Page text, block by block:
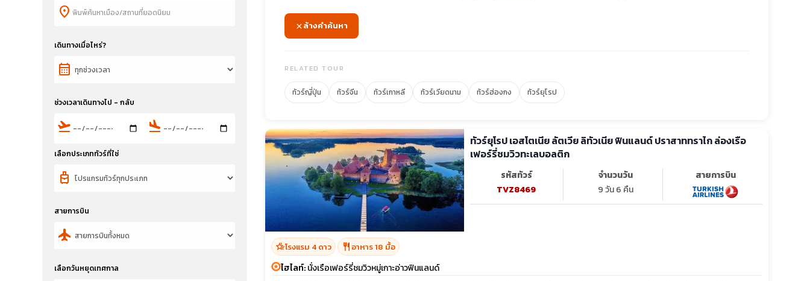
location_on
เดินทางเมื่อไหร่?
calendar_month
ช่วงเวลาเดินทางไป - กลับ
flight_takeoff flight_land
เลือกประเภททัวร์ที่ใช่
travel_luggage_and_bags
สายการบิน
flight
เลือกวันหยุดเทศกาล
ล้างคำค้นหา
RELATED TOUR
ทัวร์ญี่ปุ่น ทัวร์จีน ทัวร์เกาหลี ทัวร์เวียดนาม ทัวร์ฮ่องกง ทัวร์ยุโรป
ทัวร์ยุโรป เอสโตเนีย ลัตเวีย ลิทัวเนีย ฟินแลนด์ ปราสาททราไก ล่องเรือ
เฟอร์รี่ชมวิวทะเลบอลติก
รหัสทัวร์
TVZ8469
จำนวนวัน
9 วัน 6 คืน
สายการบิน
hotel_classโรงแรม 4 ดาว restaurant อาหาร 18 มื้อ
ไฮไลท์:นั่งเรือเฟอร์รี่ชมวิวหมู่เกาะอ่าวฟินแลนด์